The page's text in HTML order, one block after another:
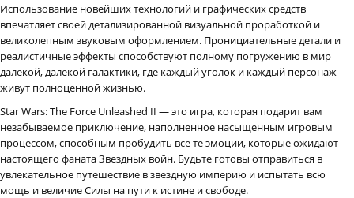
Использование новейших технологий и графических средств
впечатляет своей детализированной визуальной проработкой и
великолепным звуковым оформлением. Пронициательные детали и
реалистичные эффекты способствуют полному погружению в мир
далекой, далекой галактики, где каждый уголок и каждый персонаж
живут полноценной жизнью.
Star Wars: The Force Unleashed II — это игра, которая подарит вам
незабываемое приключение, наполненное насыщенным игровым
процессом, способным пробудить все те эмоции, которые ожидают
настоящего фаната Звездных войн. Будьте готовы отправиться в
увлекательное путешествие в звездную империю и испытать всю
мощь и величие Силы на пути к истине и свободе.